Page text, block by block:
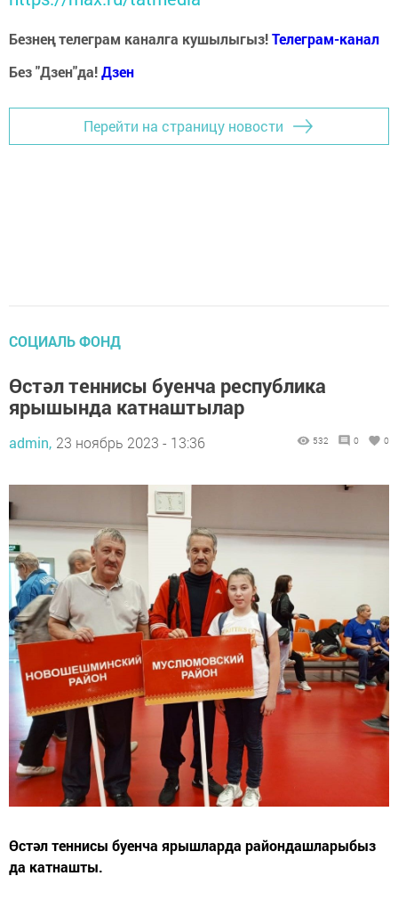
Безнең телеграм каналга кушылыгыз!Телеграм-канал
Без "Дзен"да!Дзен
Перейти на страницу новости
СОЦИАЛЬ ФОНД
Өстәл теннисы буенча республика
ярышында катнаштылар
admin, 23 ноябрь 2023 - 13:36 532 0 0
Өстәл теннисы буенча ярышларда райондашларыбыз
да катнашты.